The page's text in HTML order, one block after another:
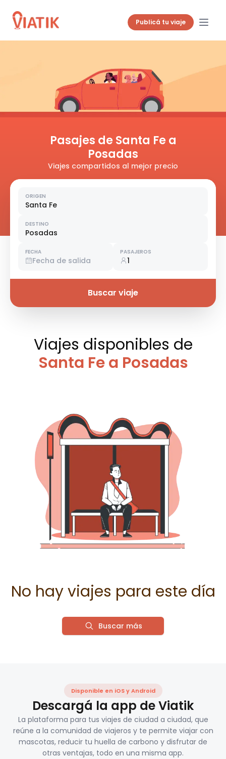
Publicá tu viaje
Pasajes de Santa Fe a
Posadas
Viajes compartidos al mejor precio
ORIGEN
Santa Fe
DESTINO
Posadas
FECHA
Fecha de salida
PASAJEROS
1
Buscar viaje
Viajes disponibles de
Santa Fe a Posadas
No hay viajes para este día
Buscar más
Disponible en iOS y Android
Descargá la app de Viatik
La plataforma para tus viajes de ciudad a ciudad, que
reúne a la comunidad de viajeros y te permite viajar con
mascotas, reducir tu huella de carbono y disfrutar de
otras ventajas, todo en una misma app.